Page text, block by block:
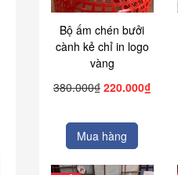
Bộ ấm chén bưởi
cành kẻ chỉ in logo
vàng
380.000₫ 220.000₫
Mua hàng